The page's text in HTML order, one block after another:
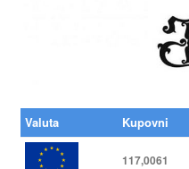
Valuta Kupovni
117,0061